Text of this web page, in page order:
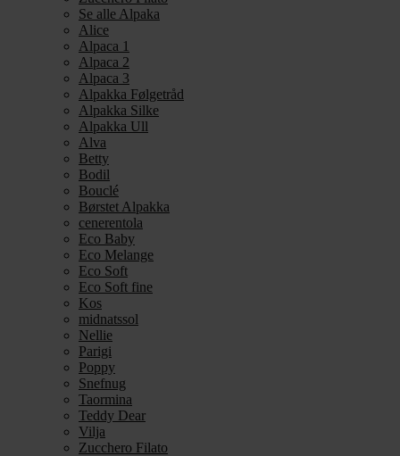
Se alle Alpaka
Alice
Alpaca 1
Alpaca 2
Alpaca 3
Alpakka Følgetråd
Alpakka Silke
Alpakka Ull
Alva
Betty
Bodil
Bouclé
Børstet Alpakka
cenerentola
Eco Baby
Eco Melange
Eco Soft
Eco Soft fine
Kos
midnatssol
Nellie
Parigi
Poppy
Snefnug
Taormina
Teddy Dear
Vilja
Zucchero Filato